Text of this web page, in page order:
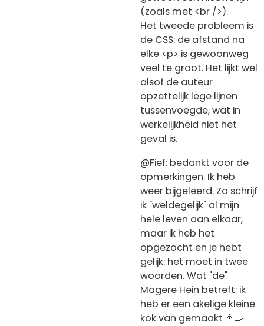
(zoals met <br />).
Het tweede probleem is
de CSS: de afstand na
elke <p> is gewoonweg
veel te groot. Het lijkt wel
alsof de auteur
opzettelijk lege lijnen
tussenvoegde, wat in
werkelijkheid niet het
geval is.
@Fief: bedankt voor de
opmerkingen. Ik heb
weer bijgeleerd. Zo schrijf
ik "weldegelijk" al mijn
hele leven aan elkaar,
maar ik heb het
opgezocht en je hebt
gelijk: het moet in twee
woorden. Wat "de"
Magere Hein betreft: ik
heb er een akelige kleine
kok van gemaakt 👨‍🍳